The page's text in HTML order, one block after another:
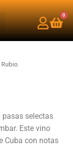
0
pasas selectas
Este vino
Cuba con notas